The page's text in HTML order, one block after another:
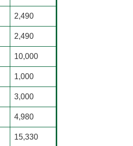
2,490
2,490
10,000
1,000
3,000
4,980
15,330